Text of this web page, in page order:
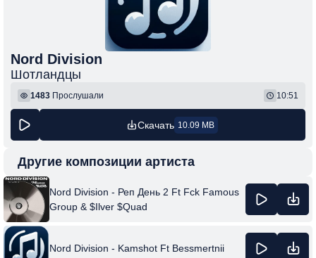
Шансон
Фонк
Nord Division
Шотландцы
1483 Прослушали 10:51
Скачать 10.09 MB
Другие композиции артиста
Nord Division - Реп День 2 Ft Fck Famous
Group & $Ilver $Quad
Nord Division - Kamshot Ft Bessmertnii